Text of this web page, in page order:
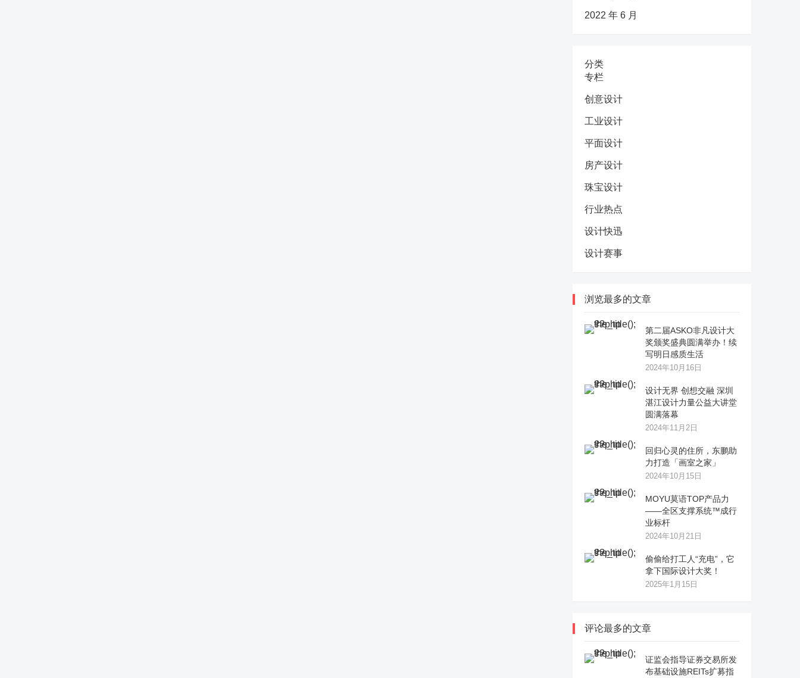
2022 年 6 月
分类
专栏
创意设计
工业设计
平面设计
房产设计
珠宝设计
行业热点
设计快迅
设计赛事
浏览最多的文章
第二届ASKO非凡设计大
奖颁奖盛典圆满举办！续
写明日感质生活
2024年10月16日
设计无界 创想交融 深圳
湛江设计力量公益大讲堂
圆满落幕
2024年11月2日
回归心灵的住所，东鹏助
力打造「画室之家」
2024年10月15日
MOYU莫语TOP产品力
——全区支撑系统™成行
业标杆
2024年10月21日
偷偷给打工人“充电”，它
拿下国际设计大奖！
2025年1月15日
评论最多的文章
证监会指导证券交易所发
布基础设施REITs扩募指